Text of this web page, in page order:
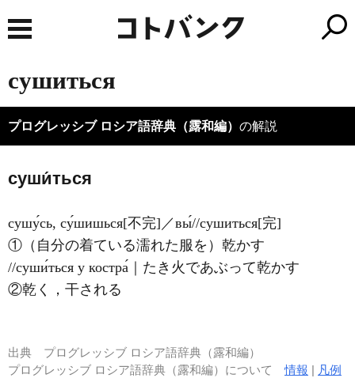
сушиться
プログレッシブ ロシア語辞典（露和編） の解説
суши́ться
сушу́сь, су́шишься[不完]／вы́//сушиться[完]
①（自分の着ている濡れた服を）乾かす
//суши́ться у костра́｜たき火であぶって乾かす
②乾く，干される
出典 プログレッシブ ロシア語辞典（露和編）
プログレッシブ ロシア語辞典（露和編）について情報 | 凡例